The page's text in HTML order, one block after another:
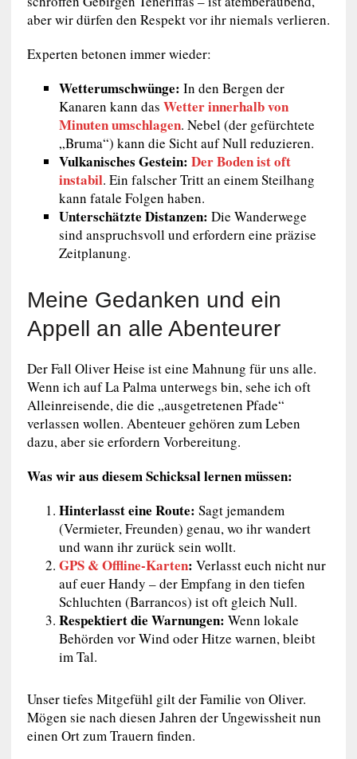
aber wir dürfen den Respekt vor ihr niemals verlieren.
Experten betonen immer wieder:
Wetterumschwünge: In den Bergen der
Kanaren kann das Wetter innerhalb von
Minuten umschlagen. Nebel (der gefürchtete
„Bruma“) kann die Sicht auf Null reduzieren.
Vulkanisches Gestein: Der Boden ist oft
instabil. Ein falscher Tritt an einem Steilhang
kann fatale Folgen haben.
Unterschätzte Distanzen: Die Wanderwege
sind anspruchsvoll und erfordern eine präzise
Zeitplanung.
Meine Gedanken und ein
Appell an alle Abenteurer
Der Fall Oliver Heise ist eine Mahnung für uns alle.
Wenn ich auf La Palma unterwegs bin, sehe ich oft
Alleinreisende, die die „ausgetretenen Pfade“
verlassen wollen. Abenteuer gehören zum Leben
dazu, aber sie erfordern Vorbereitung.
Was wir aus diesem Schicksal lernen müssen:
Hinterlasst eine Route: Sagt jemandem
(Vermieter, Freunden) genau, wo ihr wandert
und wann ihr zurück sein wollt.
GPS & Offline-Karten: Verlasst euch nicht nur
auf euer Handy – der Empfang in den tiefen
Schluchten (Barrancos) ist oft gleich Null.
Respektiert die Warnungen: Wenn lokale
Behörden vor Wind oder Hitze warnen, bleibt
im Tal.
Unser tiefes Mitgefühl gilt der Familie von Oliver.
Mögen sie nach diesen Jahren der Ungewissheit nun
einen Ort zum Trauern finden.